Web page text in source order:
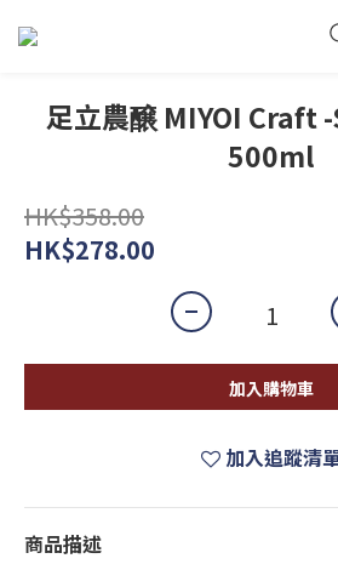
足立農醸 MIYOI
500ml
HK$358.00
HK$278.00
加入購物車
加入追蹤清
商品描述